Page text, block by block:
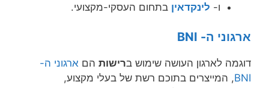
ו- לינקדאין בתחום העסקי-מקצועי.
ארגוני ה- BNI
דוגמה לארגון העושה שימוש ברישות הם ארגוני ה-
BNI, המייצרים בתוכם רשת של בעלי מקצוע,